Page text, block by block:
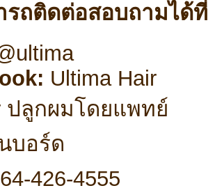
รถติดต่อสอบถามได้ที่
Ultima Hair
ปลูกผมโดยแพทย์
บอร์ด
426-4555